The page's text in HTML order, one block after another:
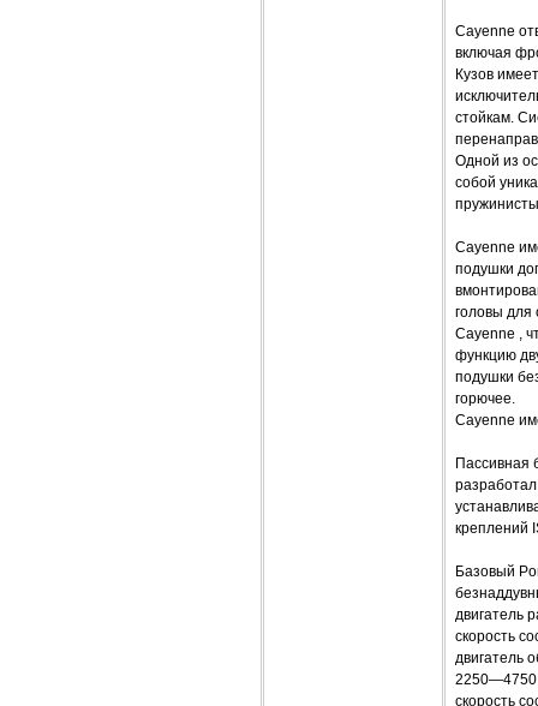
Cayenne
включая
Кузов
стойкам.
Одной из
собой
Cayenne
подушки
головы для
Cayenne ,
функцию
подушки
горючее.
Cayenne
Пассивная
креплений
Базовый
двигатель
скорость
двигатель
2250—4750
скорость